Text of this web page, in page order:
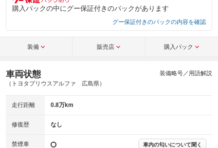
購入パックの中にグー保証付きのパックがあります
グー保証付きのパックの内容を確認
装備 販売店 購入パック
車両状態
（トヨタプリウスアルファ 広島県）
装備略号／用語解説
走行距離 0.8万km
修復歴 なし
禁煙車 車内の匂いについて聞く